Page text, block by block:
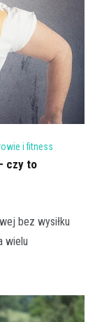
i fitness
czy to
bez wysiłku
wielu